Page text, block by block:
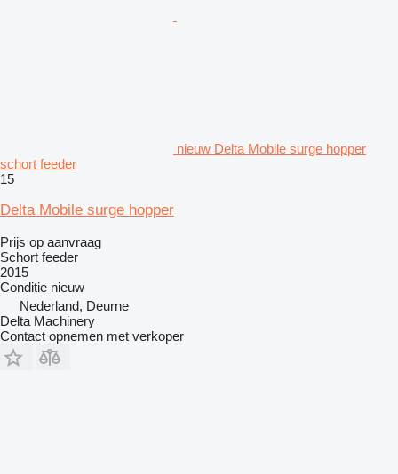
nieuw Delta Mobile surge hopper
schort feeder
15
Delta Mobile surge hopper
Prijs op aanvraag
Schort feeder
2015
Conditie nieuw
Nederland, Deurne
Delta Machinery
Contact opnemen met verkoper